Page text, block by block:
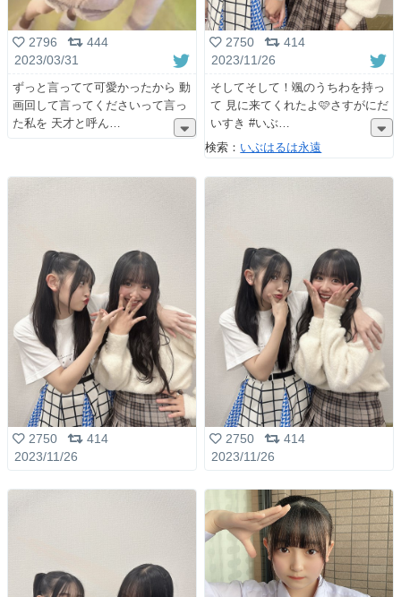
2796
444
2023/03/31
ずっと言ってて可愛かったから 動
画回して言ってくださいって言っ
た私を 天才と呼ん
2750
414
2023/11/26
そしてそして！颯のうちわを持っ
て 見に来てくれたよ🩷さすがにだ
いすき #いぶ
検索： いぶはるは永遠
2750
414
2023/11/26
2750
414
2023/11/26